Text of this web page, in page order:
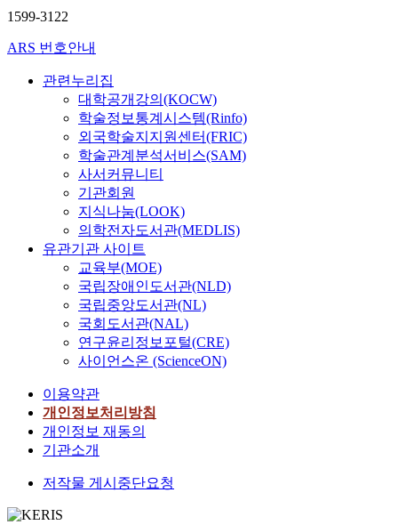
1599-3122
ARS 번호안내
관련누리집
대학공개강의(KOCW)
학술정보통계시스템(Rinfo)
외국학술지지원센터(FRIC)
학술관계분석서비스(SAM)
사서커뮤니티
기관회원
지식나눔(LOOK)
의학전자도서관(MEDLIS)
유관기관 사이트
교육부(MOE)
국립장애인도서관(NLD)
국립중앙도서관(NL)
국회도서관(NAL)
연구윤리정보포털(CRE)
사이언스온 (ScienceON)
이용약관
개인정보처리방침
개인정보 재동의
기관소개
저작물 게시중단요청